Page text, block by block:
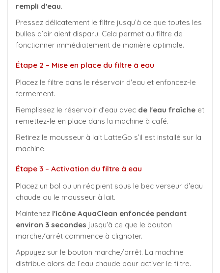
rempli d'eau.
Pressez délicatement le filtre jusqu’à ce que toutes les
bulles d’air aient disparu. Cela permet au filtre de
fonctionner immédiatement de manière optimale.
Étape 2 – Mise en place du filtre à eau
Placez le filtre dans le réservoir d'eau et enfoncez-le
fermement.
Remplissez le réservoir d'eau avec de l'eau fraîche et
remettez-le en place dans la machine à café.
Retirez le mousseur à lait LatteGo s’il est installé sur la
machine.
Étape 3 – Activation du filtre à eau
Placez un bol ou un récipient sous le bec verseur d'eau
chaude ou le mousseur à lait.
Maintenez l'icône AquaClean enfoncée pendant
environ 3 secondes jusqu'à ce que le bouton
marche/arrêt commence à clignoter.
Appuyez sur le bouton marche/arrêt. La machine
distribue alors de l’eau chaude pour activer le filtre.